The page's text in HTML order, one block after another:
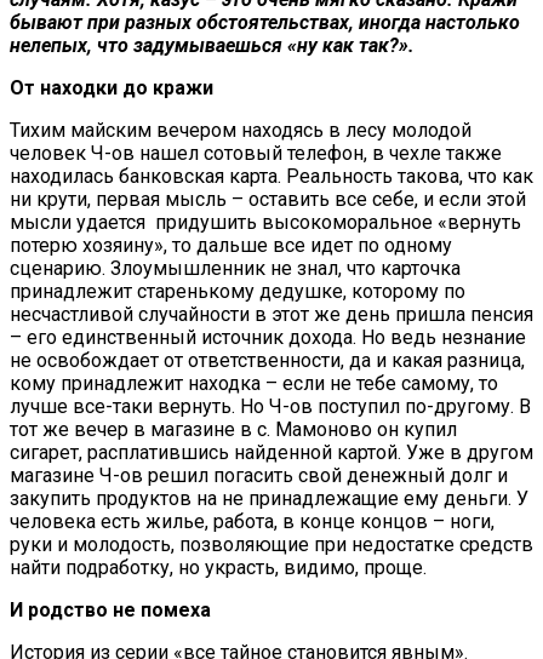
бывают при разных обстоятельствах, иногда настолько
нелепых, что задумываешься «ну как так?».
От находки до кражи
Тихим майским вечером находясь в лесу молодой
человек Ч-ов нашел сотовый телефон, в чехле также
находилась банковская карта. Реальность такова, что как
ни крути, первая мысль – оставить все себе, и если этой
мысли удается придушить высокоморальное «вернуть
потерю хозяину», то дальше все идет по одному
сценарию. Злоумышленник не знал, что карточка
принадлежит старенькому дедушке, которому по
несчастливой случайности в этот же день пришла пенсия
– его единственный источник дохода. Но ведь незнание
не освобождает от ответственности, да и какая разница,
кому принадлежит находка – если не тебе самому, то
лучше все-таки вернуть. Но Ч-ов поступил по-другому. В
тот же вечер в магазине в с. Мамоново он купил
сигарет, расплатившись найденной картой. Уже в другом
магазине Ч-ов решил погасить свой денежный долг и
закупить продуктов на не принадлежащие ему деньги. У
человека есть жилье, работа, в конце концов – ноги,
руки и молодость, позволяющие при недостатке средств
найти подработку, но украсть, видимо, проще.
И родство не помеха
История из серии «все тайное становится явным».